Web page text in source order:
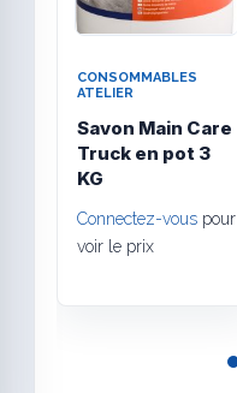
CONSOMMABLES
ATELIER
Savon Main Care
Truck en pot 3
KG
Connectez-vous pour
voir le prix